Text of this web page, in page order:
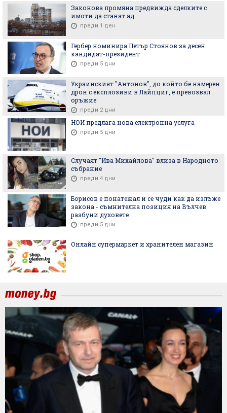
Законова промяна предвижда сделките с
имоти да станат ад
преди 1 ден
Гербер номинира Петър Стоянов за десен
кандидат-президент
преди 5 дни
Украинският "Антонов", до който бе намерен
дрон с експлозиви в Лайпциг, е превозвал
оръжие
преди 2 дни
НОИ предлага нова електронна услуга
преди 5 дни
Случаят "Ива Михайлова" влиза в Народното
събрание
преди 4 дни
Борисов е понатежал и се чуди как да излъже
закона - съмнителна позиция на Вълчев
разбуни духовете
преди 5 дни
Онлайн супермаркет и хранителен магазин